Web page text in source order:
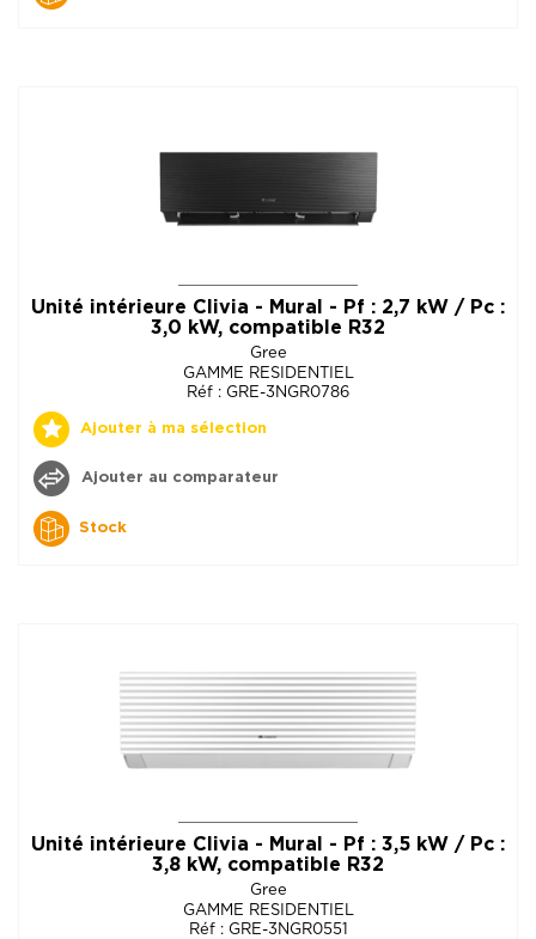
Unité intérieure Clivia - Mural - Pf : 2,7 kW / Pc :
3,0 kW, compatible R32
Gree
GAMME RESIDENTIEL
Réf : GRE-3NGR0786
Ajouter à ma sélection
Ajouter au comparateur
Stock
Unité intérieure Clivia - Mural - Pf : 3,5 kW / Pc :
3,8 kW, compatible R32
Gree
GAMME RESIDENTIEL
Réf : GRE-3NGR0551